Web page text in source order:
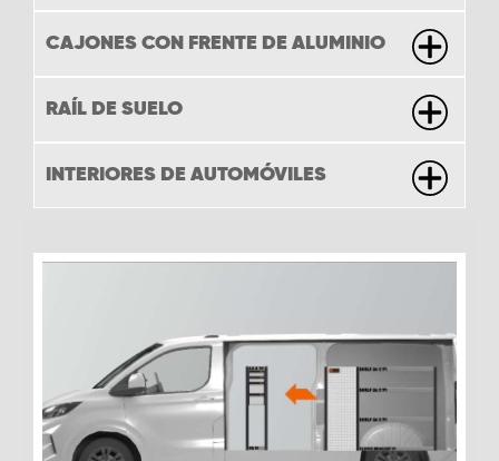
CAJONES CON FRENTE DE ALUMINIO
RAÍL DE SUELO
INTERIORES DE AUTOMÓVILES